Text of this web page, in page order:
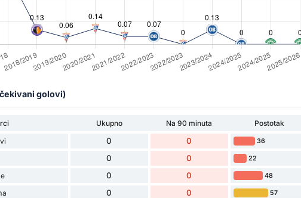
golovi)
Ukupno Na 90 minuta
Postotak
0 0 36
0 0 22
0 0 48
0 0 57